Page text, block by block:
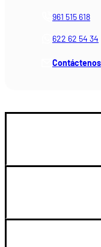
961 515 618
622 62 54 34